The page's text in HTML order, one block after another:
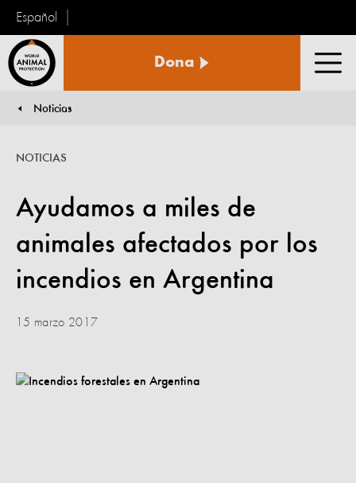
Español
Animal
Dona
Noticias
Ayudamos a miles de
animales afectados por los
incendios en Argentina
NOTICIAS
15 marzo 2017